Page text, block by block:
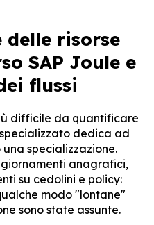
delle risorse
SAP Joule e
flussi
difficile da quantificare
dedica ad
specializzazione.
anagrafici,
su cedolini e policy:
modo "lontane"
sono state assunte.